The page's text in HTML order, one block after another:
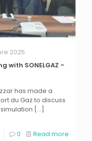
2025
with SONELGAZ –
has made a
du Gaz to discuss
[…]
0 Read more